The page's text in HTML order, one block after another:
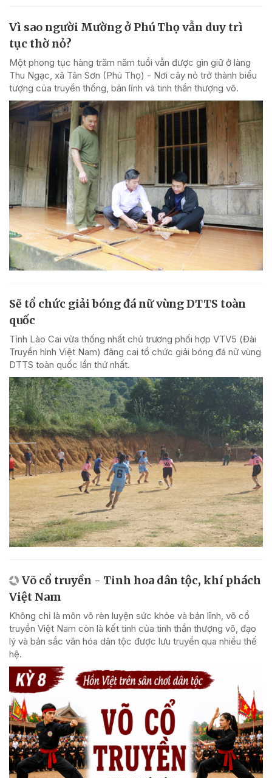
Vì sao người Mường ở Phú Thọ vẫn duy trì
tục thờ nỏ?
Một phong tục hàng trăm năm tuổi vẫn được gìn giữ ở làng
Thu Ngạc, xã Tân Sơn (Phú Thọ) - Nơi cây nỏ trở thành biểu
tượng của truyền thống, bản lĩnh và tinh thần thượng võ.
Sẽ tổ chức giải bóng đá nữ vùng DTTS toàn
quốc
Tỉnh Lào Cai vừa thống nhất chủ trương phối hợp VTV5 (Đài
Truyền hình Việt Nam) đăng cai tổ chức giải bóng đá nữ vùng
DTTS toàn quốc lần thứ nhất.
Võ cổ truyền - Tinh hoa dân tộc, khí phách
Việt Nam
Không chỉ là môn võ rèn luyện sức khỏe và bản lĩnh, võ cổ
truyền Việt Nam còn là kết tinh của tinh thần thượng võ, đạo
lý và bản sắc văn hóa dân tộc được lưu truyền qua nhiều thế
hệ.